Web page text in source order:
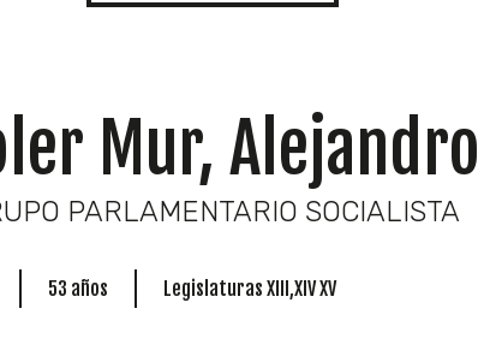
Mur, Alejandro
PARLAMENTARIO SOCIALISTA
53 años Legislaturas XIII,XIV XV